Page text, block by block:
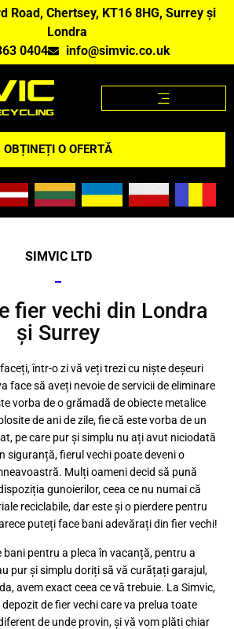
Road, Chertsey, KT16 8HG, Surrey și
Londra
0404
info@simvic.co.uk
OBȚINEȚI O OFERTĂ
SIMVIC LTD
fier vechi din Londra
și Surrey
într-o zi vă veți trezi cu niște deșeuri
face să aveți nevoie de servicii de eliminare
vorba de o grămadă de obiecte metalice
de ani de zile, fie că este vorba de un
pe care pur și simplu nu ați avut niciodată
siguranță, fierul vechi poate deveni o
Mulți oameni decid să pună
gunoierilor, ceea ce nu numai că
reciclabile, dar este și o pierdere pentru
puteți face bani adevărați din fier vechi!
bani pentru a pleca în vacanță, pentru a
pur și simplu doriți să vă curățați garajul,
avem exact ceea ce vă trebuie. La Simvic,
de fier vechi care va prelua toate
de unde provin, și vă vom plăti chiar